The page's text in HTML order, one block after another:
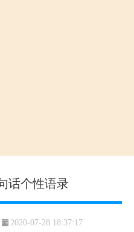
话个性语录
2020-07-28 18:37:17